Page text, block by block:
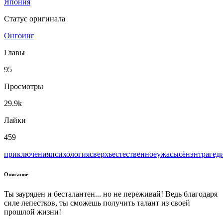
Статус оригинала
Онгоинг
Главы
95
Просмотры
29.9k
Лайки
459
приключенияпсихологиясверхъестественноеужасысёнэн
Описание
Ты зауряден и бесталантен... но не переживай! Ведь благодаря
силе лепестков, ты сможешь получить талант из своей
прошлой жизни!